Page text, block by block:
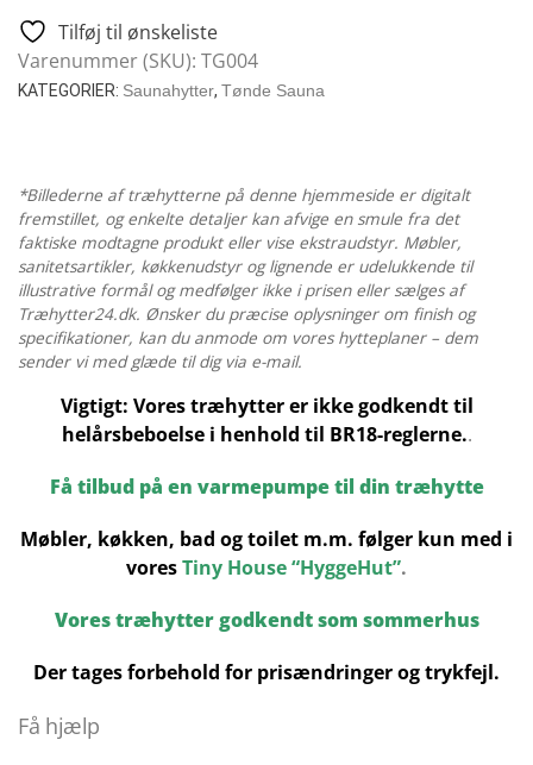
-
2
X
Tilføj til ønskeliste
Varenummer (SKU): TG004
KATEGORIER: Saunahytter, Tønde Sauna
*Billederne af træhytterne på denne hjemmeside er digitalt
fremstillet, og enkelte detaljer kan afvige en smule fra det
faktiske modtagne produkt eller vise ekstraudstyr. Møbler,
sanitetsartikler, køkkenudstyr og lignende er udelukkende til
illustrative formål og medfølger ikke i prisen eller sælges af
Træhytter24.dk. Ønsker du præcise oplysninger om finish og
specifikationer, kan du anmode om vores hytteplaner – dem
sender vi med glæde til dig via e-mail.
Vigtigt: Vores træhytter er ikke godkendt til
helårsbeboelse i henhold til BR18-reglerne..
Få tilbud på en varmepumpe til din træhytte
Møbler, køkken, bad og toilet m.m. følger kun med i
voresTiny House “HyggeHut”.
Vores træhytter godkendt som sommerhus
Der tages forbehold for prisændringer og trykfejl.
Få hjælp